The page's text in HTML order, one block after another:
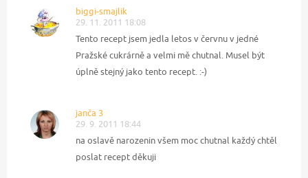
biggi-smajlik
29. 11. 2011 18:08
Tento recept jsem jedla letos v červnu v jedné
Pražské cukrárně a velmi mě chutnal. Musel být
úplně stejný jako tento recept. :-)
janča 3
29. 9. 2011 18:44
na oslavě narozenin všem moc chutnal každý chtěl
poslat recept děkuji